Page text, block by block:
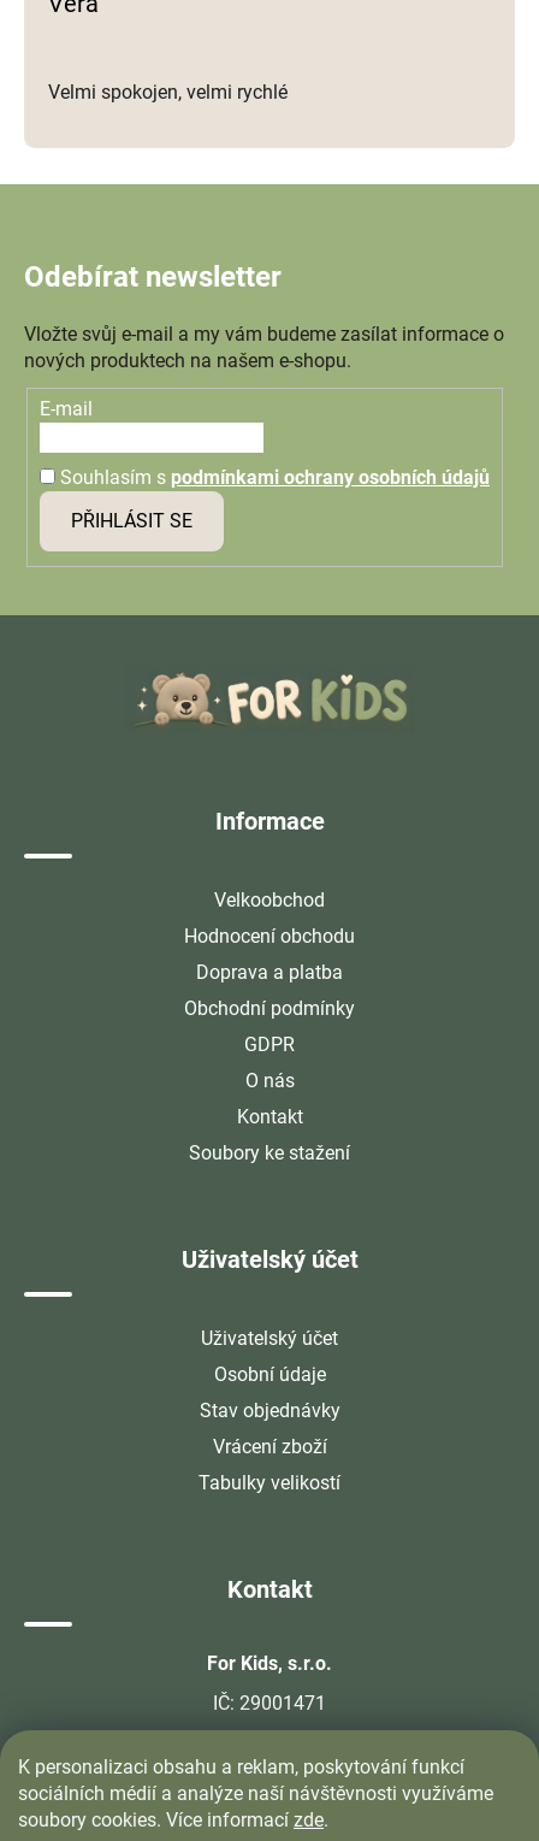
K personalizaci obsahu a reklam, poskytování funkcí
sociálních médií a analýze naší návštěvnosti využíváme
soubory cookies. Více informací zde.
Velmi spokojen, velmi rychlé
Odebírat newsletter
Vložte svůj e-mail a my vám budeme zasílat informace o
nových produktech na našem e-shopu.
E-mail
Souhlasím s podmínkami ochrany osobních údajů
PŘIHLÁSIT SE
Informace
Velkoobchod
Hodnocení obchodu
Doprava a platba
Obchodní podmínky
GDPR
O nás
Kontakt
Soubory ke stažení
Uživatelský účet
Uživatelský účet
Osobní údaje
Stav objednávky
Vrácení zboží
Tabulky velikostí
Kontakt
For Kids, s.r.o.
IČ: 29001471
info@velkoobchodprodeti.cz
+420 774 405 405